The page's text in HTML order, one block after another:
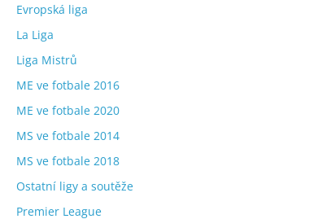
Evropská liga
La Liga
Liga Mistrů
ME ve fotbale 2016
ME ve fotbale 2020
MS ve fotbale 2014
MS ve fotbale 2018
Ostatní ligy a soutěže
Premier League